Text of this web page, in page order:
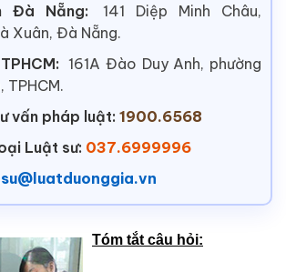
Đà Nẵng:
141 Diệp Minh Châu,
Xuân, Đà Nẵng.
161A Đào Duy Anh, phường
TPHCM.
vấn pháp luật: 1900.6568
Luật sư: 037.6999996
Tóm tắt câu hỏi: